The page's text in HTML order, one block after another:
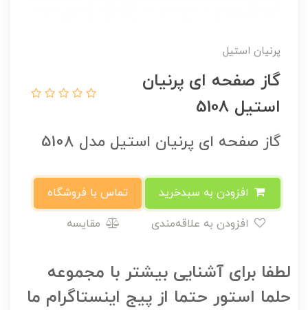
پرنیان استیل
گاز صفحه ای پرنیان
استیل 5108
گاز صفحه ای پرنیان استیل مدل 5108
تماس با فروشگاه
مقایسه
لطفا برای آشنایی بیشتر با مجموعه
حلما استور حتما از پیج اینستاگرام ما